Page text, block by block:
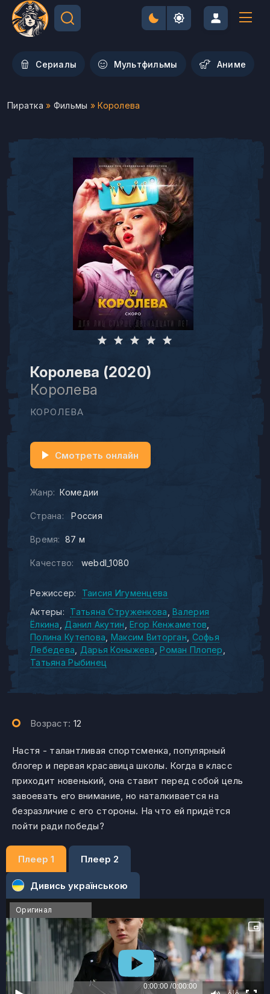
Сериалы Мультфильмы Aниме
Пиратка » Фильмы » Королева
Королева (2020)
Королева
КОРОЛЕВА
Жанр: Комедии
Страна: Россия
Время: 87 м
Качество: webdl_1080
Смотреть онлайн
Режиссер:
Таисия Игуменцева
Актеры:
Татьяна Струженкова Валерия
Ёлкина
Данил Акутин Егор Кенжаметов
Полина Кутепова Максим Виторган Софья
Лебедева
Дарья Коныжева
Роман Плопер
Татьяна Рыбинец
Возраст: 12
Настя - талантливая спортсменка, популярный
блогер и первая красавица школы. Когда в класс
приходит новенький, она ставит перед собой цель
завоевать его внимание, но наталкивается на
безразличие с его стороны. На что ей придётся
пойти ради победы?
Плеер 1 Плеер 2
Дивись українською
Оригинал